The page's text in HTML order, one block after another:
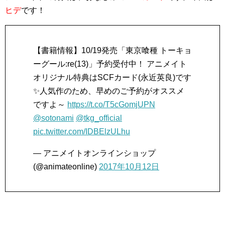
ヒデです！
【書籍情報】10/19発売「東京喰種 トーキョ
ーグール:re(13)」予約受付中！ アニメイト
オリジナル特典はSCFカード(永近英良)です
✨人気作のため、早めのご予約がオススメ
ですよ～ https://t.co/T5cGomjUPN
@sotonami @tkg_official
pic.twitter.com/IDBElzULhu
— アニメイトオンラインショップ
(@animateonline) 2017年10月12日